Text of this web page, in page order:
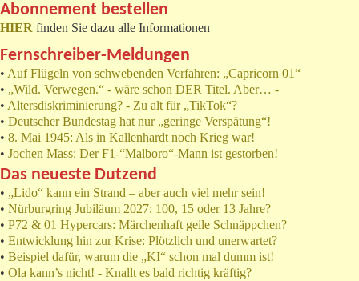
Abonnement bestellen
HIER finden Sie dazu alle Informationen
Fernschreiber-Meldungen
• Auf Flügeln von schwebenden Verfahren: „Capricorn 01“
• „Wild. Verwegen.“ - wäre schon DER Titel. Aber… -
• Altersdiskriminierung? - Zu alt für „TikTok“?
• Deutscher Bundestag hat nur „geringe Verspätung“!
• 8. Mai 1945: Als in Kallenhardt noch Krieg war!
• Jochen Mass: Der F1-“Malboro“-Mann ist gestorben!
Das neueste Dutzend
• „Lido“ kann ein Strand – aber auch viel mehr sein!
• Nürburgring Jubiläum 2027: 100, 15 oder 13 Jahre?
• P72 & 01 Hypercars: Märchenhaft geile Schnäppchen?
• Entwicklung hin zur Krise: Plötzlich und unerwartet?
• Beispiel dafür, warum die „KI“ schon mal dumm ist!
• Ola kann’s nicht! - Knallt es bald richtig kräftig?